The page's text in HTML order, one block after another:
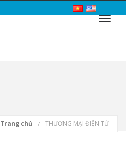
Trang chủ THƯƠNG MẠI ĐIỆN TỬ